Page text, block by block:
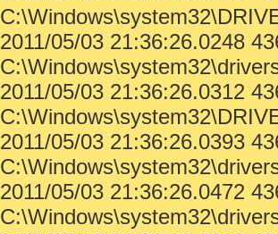
2011/05/03 21:36:26.0248
2011/05/03 21:36:26.0312
2011/05/03 21:36:26.0393
2011/05/03 21:36:26.0472